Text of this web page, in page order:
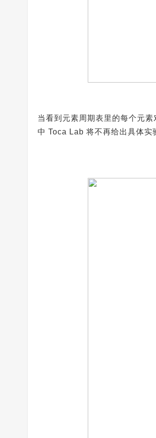
当看到元素周期表里的每个元
中 Toca Lab 将不再给出具体实